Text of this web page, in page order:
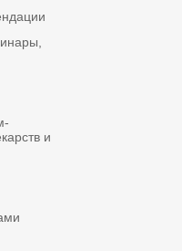
и